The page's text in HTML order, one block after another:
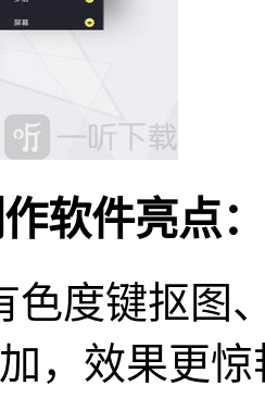
软件亮点：
色度键抠图
，效果更惊